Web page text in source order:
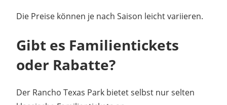
Die Preise können je nach Saison leicht variieren.
Gibt es Familientickets
oder Rabatte?
Der Rancho Texas Park bietet selbst nur selten